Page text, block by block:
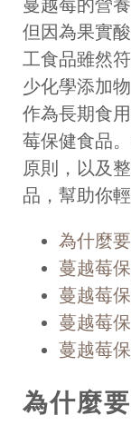
但因為果實
工食品雖然
少化學添加
作為長期食
莓保健食品
原則，以及
品，幫助你
為什麼
蔓越莓
蔓越莓
蔓越莓
蔓越莓
為什麼